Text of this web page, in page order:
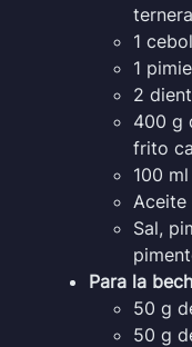
1
1
2
400 g
frito
100
Sal,
Para la
50 g
50 g